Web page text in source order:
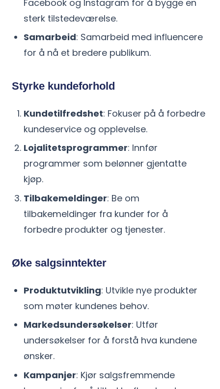
Facebook og Instagram for å bygge en
sterk tilstedeværelse.
Samarbeid: Samarbeid med influencere
for å nå et bredere publikum.
Styrke kundeforhold
Kundetilfredshet: Fokuser på å forbedre
kundeservice og opplevelse.
Lojalitetsprogrammer: Innfør
programmer som belønner gjentatte
kjøp.
Tilbakemeldinger: Be om
tilbakemeldinger fra kunder for å
forbedre produkter og tjenester.
Øke salgsinntekter
Produktutvikling: Utvikle nye produkter
som møter kundenes behov.
Markedsundersøkelser: Utfør
undersøkelser for å forstå hva kundene
ønsker.
Kampanjer: Kjør salgsfremmende